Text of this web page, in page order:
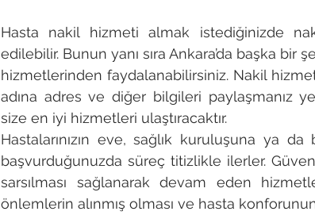
Hasta nakil hizmeti almak istediğinizde
edilebilir. Bunun yanı sıra Ankara’da başka bir
hizmetlerinden faydalanabilirsiniz. Nakil
adına adres ve diğer bilgileri paylaşmanız
size en iyi hizmetleri ulaştıracaktır.
Hastalarınızın eve, sağlık kuruluşuna ya
başvurduğunuzda süreç titizlikle ilerler.
sarsılması sağlanarak devam eden
önlemlerin alınmış olması ve hasta